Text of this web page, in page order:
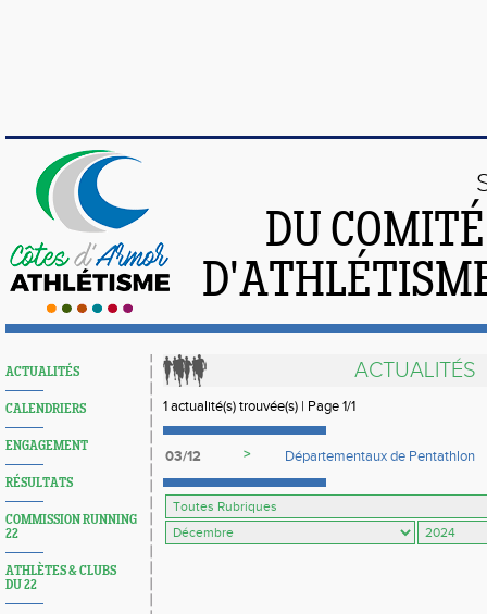
DU
ACTUALITÉS
CALENDRIERS
ENGAGEMENT
RÉSULTATS
COMMISSION RUNNING
22
ATHLÈTES & CLUBS
DU 22
ACTUALITÉS
1 actualité(s) trouvée(s) | Page 1/1
03/12 > Départementaux de Pentathlon